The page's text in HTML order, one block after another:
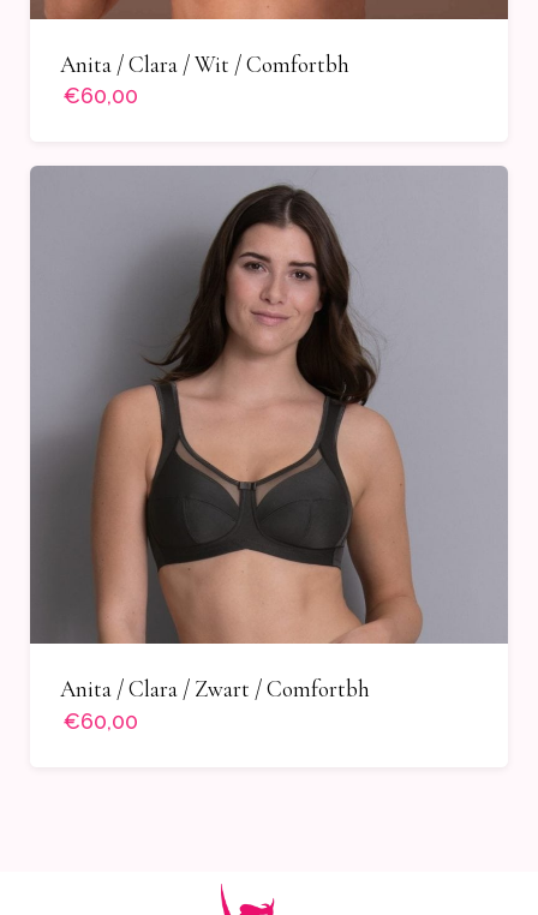
Anita / Clara / Wit / Comfortbh
€60,00
Anita / Clara / Zwart / Comfortbh
€60,00